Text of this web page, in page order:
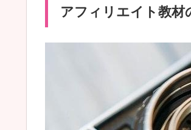
アフィリエイト教材